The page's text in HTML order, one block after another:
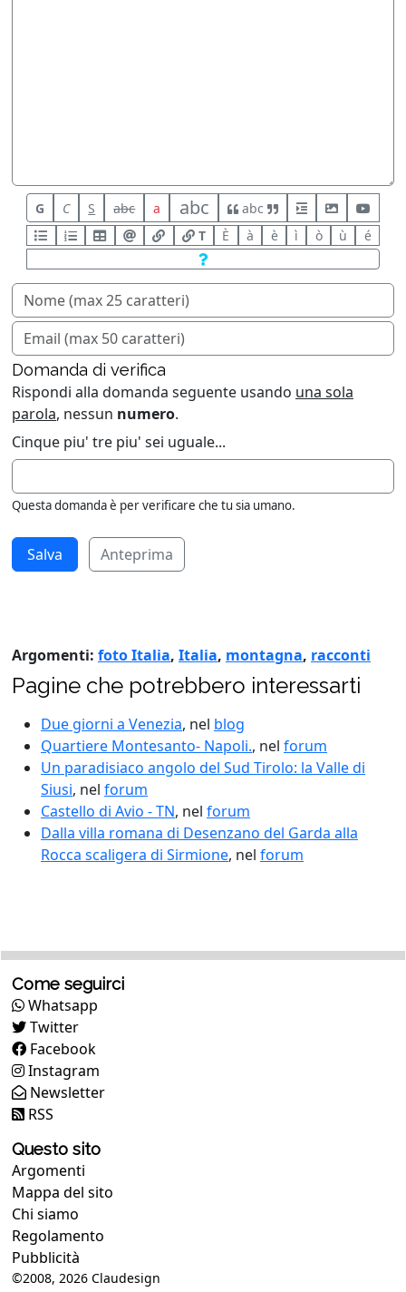
G C S abc a abc
abc
T
È à è ì ò ù é
Domanda di verifica
Rispondi alla domanda seguente usando una sola
parola, nessun numero.
Cinque piu' tre piu' sei uguale...
Questa domanda è per verificare che tu sia umano.
Anteprima
Argomenti: foto Italia, Italia, montagna, racconti
Pagine che potrebbero interessarti
Due giorni a Venezia, nel blog
Quartiere Montesanto- Napoli., nel forum
Un paradisiaco angolo del Sud Tirolo: la Valle di
Siusi, nel forum
Castello di Avio - TN, nel forum
Dalla villa romana di Desenzano del Garda alla
Rocca scaligera di Sirmione, nel forum
Come seguirci
Whatsapp
Twitter
Facebook
Instagram
Newsletter
RSS
Questo sito
Argomenti
Mappa del sito
Chi siamo
Regolamento
Pubblicità
©2008, 2026 Claudesign